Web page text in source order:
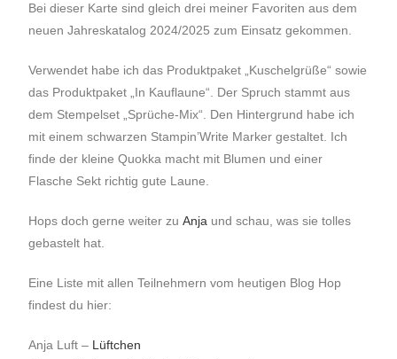
Bei dieser Karte sind gleich drei meiner Favoriten aus dem
neuen Jahreskatalog 2024/2025 zum Einsatz gekommen.
Verwendet habe ich das Produktpaket „Kuschelgrüße“ sowie
das Produktpaket „In Kauflaune“. Der Spruch stammt aus
dem Stempelset „Sprüche-Mix“. Den Hintergrund habe ich
mit einem schwarzen Stampin’Write Marker gestaltet. Ich
finde der kleine Quokka macht mit Blumen und einer
Flasche Sekt richtig gute Laune.
Hops doch gerne weiter zuAnja und schau, was sie tolles
gebastelt hat.
Eine Liste mit allen Teilnehmern vom heutigen Blog Hop
findest du hier:
Anja Luft – Lüftchen